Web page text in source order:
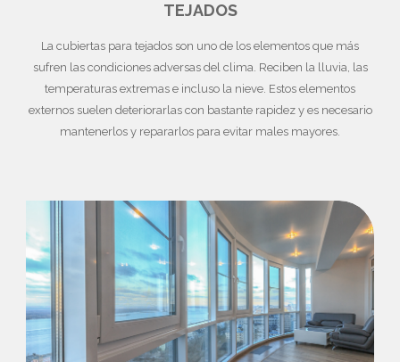
TEJADOS
La cubiertas para tejados son uno de los elementos que más
sufren las condiciones adversas del clima. Reciben la lluvia, las
temperaturas extremas e incluso la nieve. Estos elementos
externos suelen deteriorarlas con bastante rapidez y es necesario
mantenerlos y repararlos para evitar males mayores.